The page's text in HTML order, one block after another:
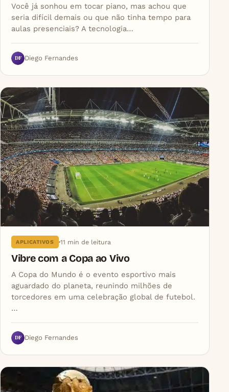
Você já sonhou em tocar piano, mas achou que
seria difícil demais ou que não tinha tempo para
aulas presenciais? A tecnologia…
DF Diego Fernandes
APLICATIVOS 11 min de leitura
Vibre com a Copa ao Vivo
A Copa do Mundo é o evento esportivo mais
aguardado do planeta, reunindo milhões de
torcedores em uma celebração global de futebol.
…
DF Diego Fernandes